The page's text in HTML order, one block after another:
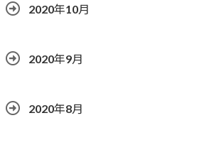
2020年10月
2020年9月
2020年8月